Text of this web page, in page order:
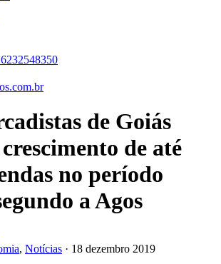
6232548350
de Goiás
de até
no período
a Agos
, Notícias · 18 dezembro 2019